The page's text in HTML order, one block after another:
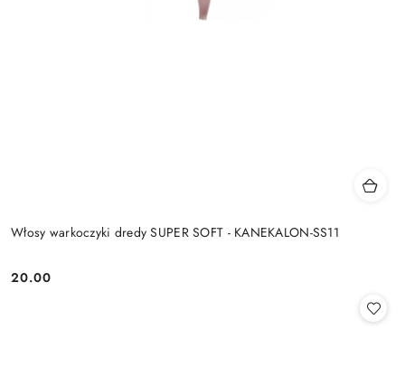
Włosy warkoczyki dredy SUPER SOFT - KANEKALON-SS11
Cena:
20.00